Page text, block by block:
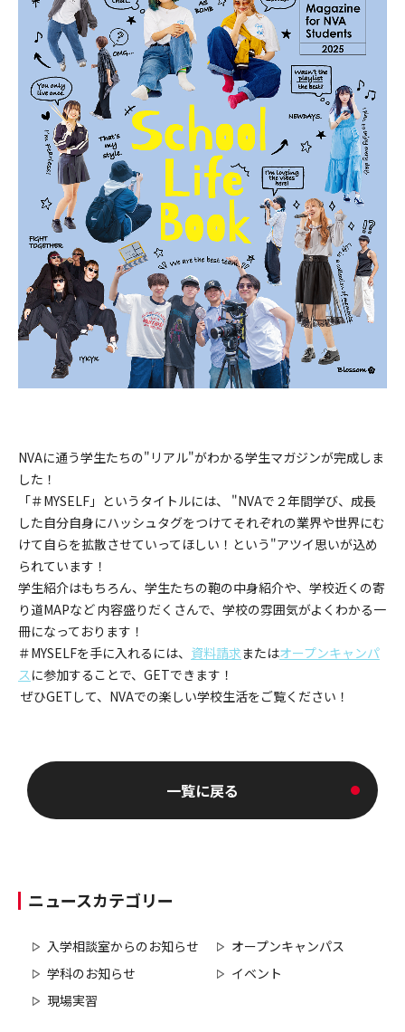
NVAに通う学生たちの"リアル"がわかる学生マガジンが完成しま
した！
「＃MYSELF」というタイトルには、 "NVAで２年間学び、成長
した自分自身にハッシュタグをつけてそれぞれの業界や世界にむ
けて自らを拡散させていってほしい！という"アツイ思いが込め
られています！
学生紹介はもちろん、学生たちの鞄の中身紹介や、学校近くの寄
り道MAPなど 内容盛りだくさんで、学校の雰囲気がよくわかる一
冊になっております！
＃MYSELFを手に入れるには、 資料請求またはオープンキャンパ
スに参加することで、GETできます！
ぜひGETして、NVAでの楽しい学校生活をご覧ください！
一覧に戻る
ニュースカテゴリー
入学相談室からのお知らせ
オープンキャンパス
学科のお知らせ
イベント
現場実習